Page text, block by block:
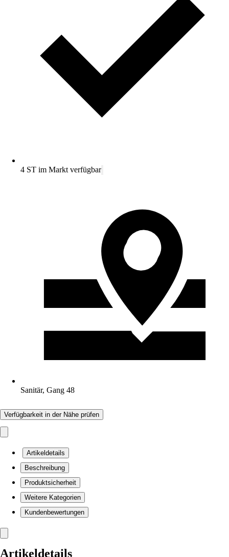
4 ST im Markt verfügbar
Sanitär, Gang 48
Verfügbarkeit in der Nähe prüfen
Artikeldetails
Beschreibung
Produktsicherheit
Weitere Kategorien
Kundenbewertungen
Artikeldetails